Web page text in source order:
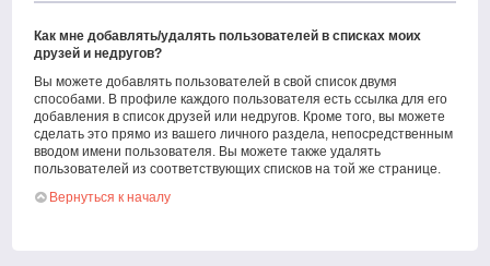
Как мне добавлять/удалять пользователей в списках моих
друзей и недругов?
Вы можете добавлять пользователей в свой список двумя
способами. В профиле каждого пользователя есть ссылка для его
добавления в список друзей или недругов. Кроме того, вы можете
сделать это прямо из вашего личного раздела, непосредственным
вводом имени пользователя. Вы можете также удалять
пользователей из соответствующих списков на той же странице.
Вернуться к началу